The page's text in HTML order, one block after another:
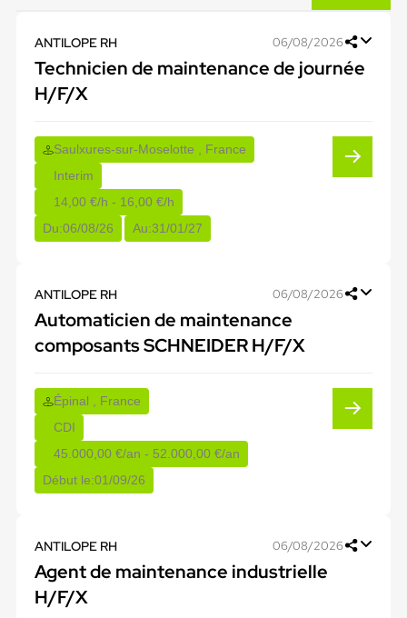
ANTILOPE RH 06/08/2026
Technicien de maintenance de journée
H/F/X
Saulxures-sur-Moselotte , France
Interim
14,00 €/h - 16,00 €/h
Du:06/08/26 Au:31/01/27
ANTILOPE RH 06/08/2026
Automaticien de maintenance
composants SCHNEIDER H/F/X
Épinal , France
CDI
45.000,00 €/an - 52.000,00 €/an
Début le:01/09/26
ANTILOPE RH 06/08/2026
Agent de maintenance industrielle
H/F/X